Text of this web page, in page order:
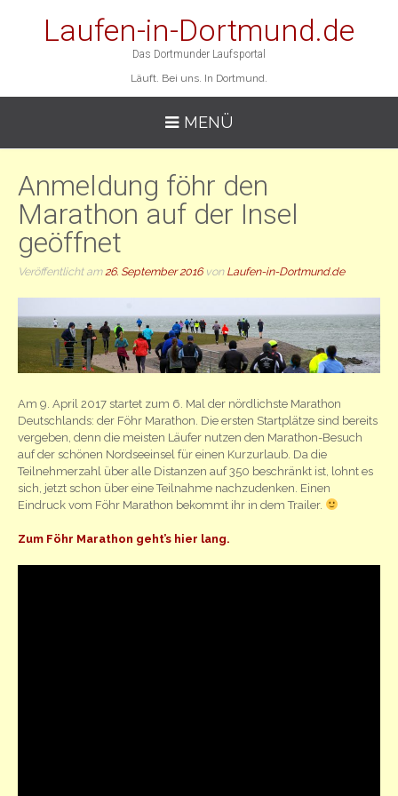
Laufen-in-Dortmund.de
Das Dortmunder Laufsportal
Läuft. Bei uns. In Dortmund.
MENÜ
Anmeldung föhr den
Marathon auf der Insel
geöffnet
Veröffentlicht am26. September 2016von Laufen-in-Dortmund.de
Am 9. April 2017 startet zum 6. Mal der nördlichste Marathon
Deutschlands: der Föhr Marathon. Die ersten Startplätze sind bereits
vergeben, denn die meisten Läufer nutzen den Marathon-Besuch
auf der schönen Nordseeinsel für einen Kurzurlaub. Da die
Teilnehmerzahl über alle Distanzen auf 350 beschränkt ist, lohnt es
sich, jetzt schon über eine Teilnahme nachzudenken. Einen
Eindruck vom Föhr Marathon bekommt ihr in dem Trailer.
Zum Föhr Marathon geht’s hier lang.